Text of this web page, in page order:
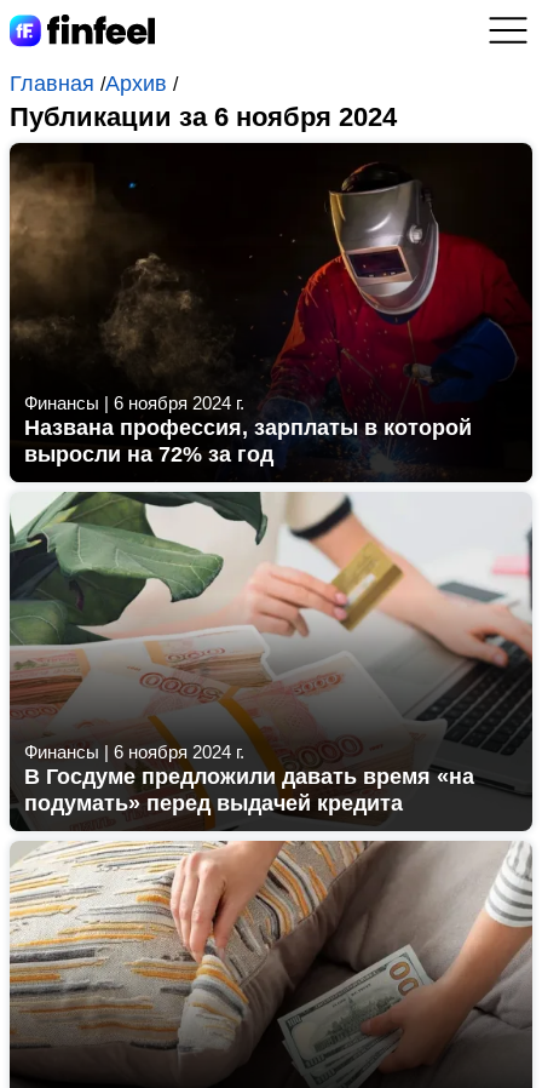
Главная /Архив /
Публикации за 6 ноября 2024
Финансы | 6 ноября 2024 г.
Названа профессия, зарплаты в которой
выросли на 72% за год
Финансы | 6 ноября 2024 г.
В Госдуме предложили давать время «на
подумать» перед выдачей кредита